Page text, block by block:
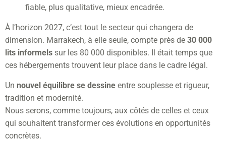
fiable, plus qualitative, mieux encadrée.
À l’horizon 2027, c’est tout le secteur qui changera de
dimension. Marrakech, à elle seule, compte près de 30 000
lits informels sur les 80 000 disponibles. Il était temps que
ces hébergements trouvent leur place dans le cadre légal.
Un nouvel équilibre se dessine entre souplesse et rigueur,
tradition et modernité.
Nous serons, comme toujours, aux côtés de celles et ceux
qui souhaitent transformer ces évolutions en opportunités
concrètes.